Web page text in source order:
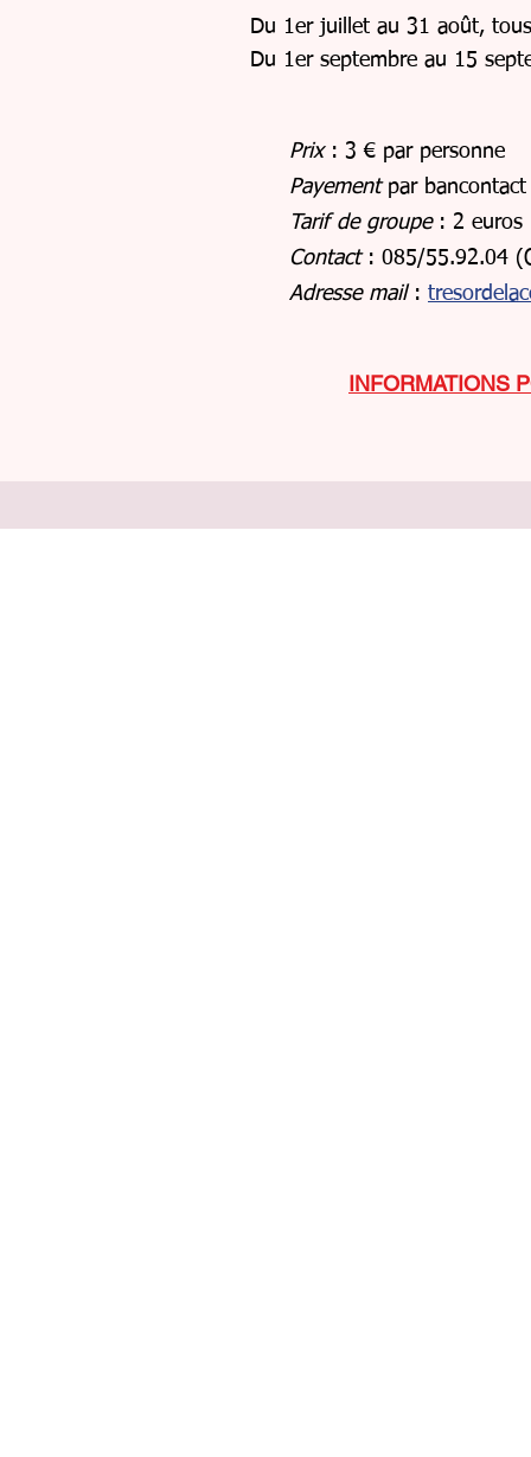
Du 1er juillet au 31 août,
Du 1er septembre au 15
Prix : 3 € par personne
Payementpar bancontact
Tarif de groupe: 2 euros
Contact : 085/55.92.04
Adresse mail:
INFORMATIONS